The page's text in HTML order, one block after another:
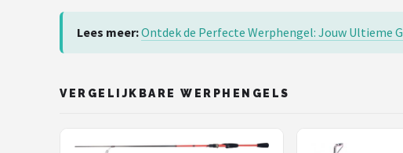
Alle merken →
Lees meer:Ontdek de Perfecte Werphengel: Jouw Ultieme
VERGELIJKBARE WERPHENGELS